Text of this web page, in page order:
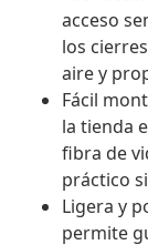
acceso
los
aire y
Fácil
la tienda
fibra de
práctico
Ligera y
permite